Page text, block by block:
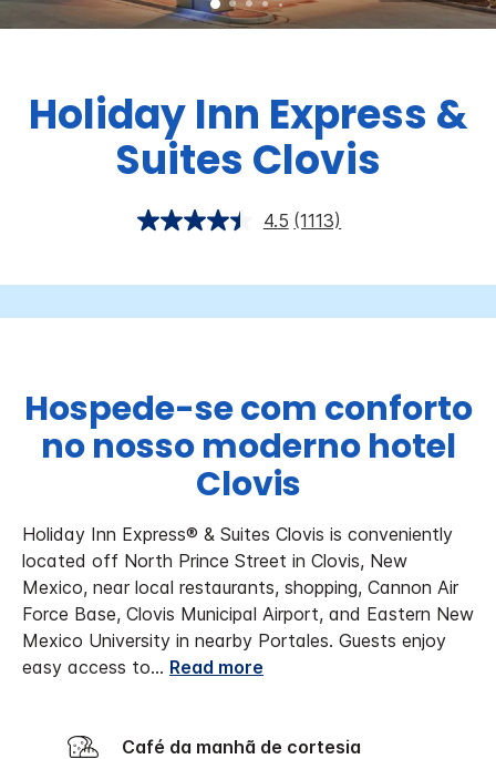
Holiday Inn Express &
Suites Clovis
4.5 (1113)
Hospede-se com conforto
no nosso moderno hotel
Clovis
Holiday Inn Express® & Suites Clovis is conveniently
located off North Prince Street in Clovis, New
Mexico, near local restaurants, shopping, Cannon Air
Force Base, Clovis Municipal Airport, and Eastern New
Mexico University in nearby Portales. Guests enjoy
easy access to... Read more
Café da manhã de cortesia